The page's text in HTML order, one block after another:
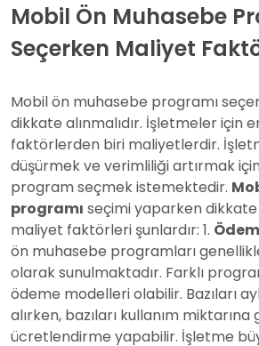
Mobil Ön Muhasebe
Seçerken Maliyet
Mobil ön muhasebe programı
dikkate alınmalıdır. İşletmeler için
faktörlerden biri maliyetlerdir.
düşürmek ve verimliliği artırmak
program seçmek istemektedir.
programı seçimi yaparken
maliyet faktörleri şunlardır: 1.
ön muhasebe programları
olarak sunulmaktadır. Farklı
ödeme modelleri olabilir. Bazıları
alırken, bazıları kullanım miktarına
ücretlendirme yapabilir. İşletme